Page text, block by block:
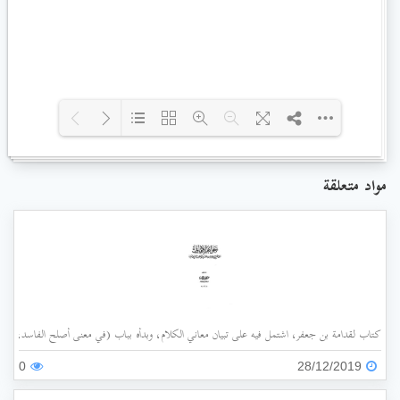
مواد متعلقة
كتاب لقدامة بن جعفر، اشتمل فيه على تبيان معاني الكلام، وبدأه بباب (في معنى أصلح
28/12/2019
0